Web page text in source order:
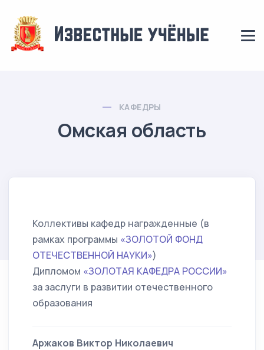
КАФЕДРЫ
Омская область
Коллективы кафедр награжденные (в
рамках программы «ЗОЛОТОЙ ФОНД
ОТЕЧЕСТВЕННОЙ НАУКИ»)
Дипломом «ЗОЛОТАЯ КАФЕДРА РОССИИ»
за заслуги в развитии отечественного
образования
Аржаков Виктор Николаевич